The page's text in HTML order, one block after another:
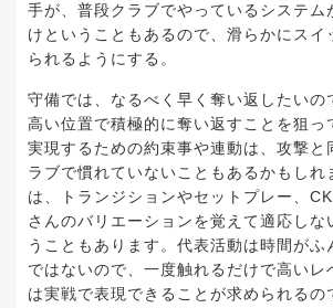
手が、普段クラブでやっているシステ
けということもあるので、滑らかにスイ
られるようにする。
守備では、なるべく早く奪い返したいの
高い位置で積極的に奪い返すことを狙っ
実現するための約束事や連動は、攻撃と
ラブで慣れていないこともあるかもしれ
は、トランジションやセットプレー、
さんのバリエーションを覚えて適応しな
うこともあります。代表活動は時間がふ
ではないので、一度触れるだけで高いレ
は実戦で表現できることが求められるの